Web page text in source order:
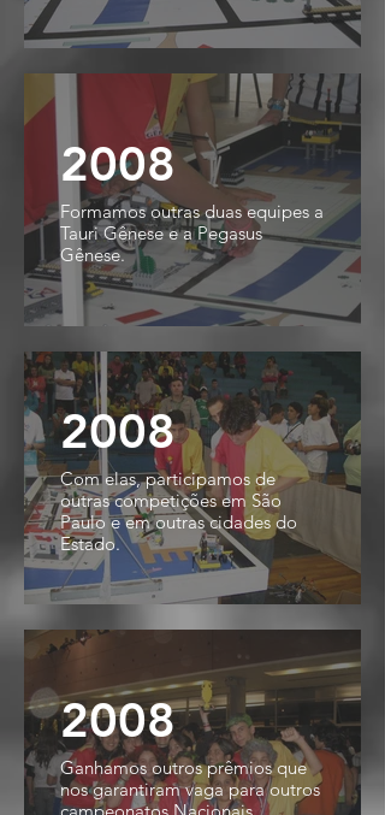
2008
Formamos outras duas equipes a
Tauri Gênese e a Pegasus
Gênese.
2008
Com elas, participamos de
outras competições em São
Paulo e em outras cidades do
Estado.
2008
Ganhamos outros prêmios que
nos garantiram vaga para outros